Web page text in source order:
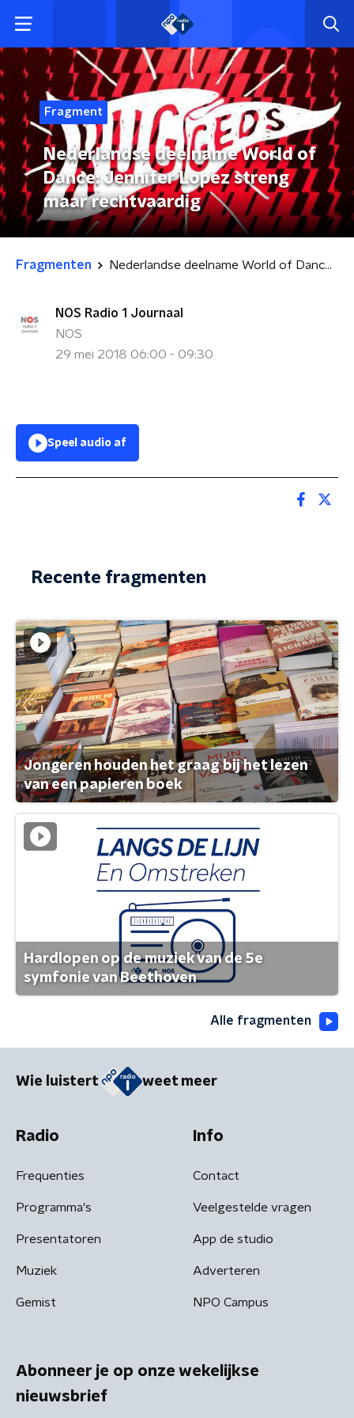
Fragment
Nederlandse deelname World of
Dance: Jennifer Lopez streng
maar rechtvaardig
Fragmenten Nederlandse deelname World of Dance: Jennifer Lopez streng maar rechtvaardig
NOS Radio 1 Journaal
NOS
29 mei 2018 06:00 - 09:30
Speel audio af
Recente fragmenten
Jongeren houden het graag bij het lezen
van een papieren boek
Hardlopen op de muziek van de 5e
symfonie van Beethoven
Alle fragmenten
Wie luistert weet meer
Radio
Frequenties
Programma's
Presentatoren
Muziek
Gemist
Info
Contact
Veelgestelde vragen
App de studio
Adverteren
NPO Campus
Abonneer je op onze wekelijkse
nieuwsbrief